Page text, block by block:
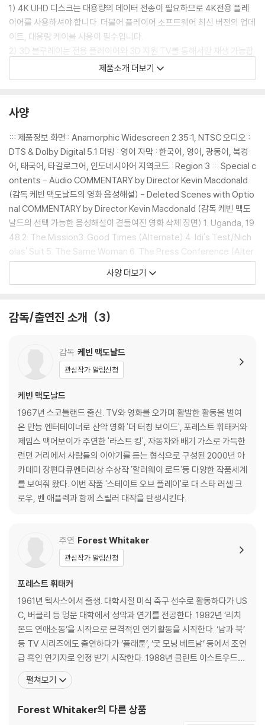
1) 4K UHD 디스크는 대용량의 데이터 전송이 필요하므로 4K전용 플레
이어를 사용하셔야 합니다. 더불어 플레이어 소프트웨어 최신 버전의 업데
이트, 대용량 케이블 사용이 필수입니다.
2) 3D 블루레이는 전용 플레이어와 3D 지원 TV를 통해서만 재생 가능합
1) 제작/배송 과정에서 경미한 아웃케이스 주름, 모서리 눌림 및 갈라짐이
발생할 수 있습니다. 반품을 원하실 경우 미개봉 상태로 문의 부탁드립니
다.
2) 스틸북 케이스 제작 과정에서 기포 혹은 경미한 인쇄 오류가 발생할 수
있습니다.
3) 렌티큘러 스틸북의 경우, 보호필름이 붙어 판매되기도 합니다. 보호필
름 손상에 의한 교환/반품은 불가합니다.
4) 본품 보호를 위해 노란색의 카톤 박스로 재포장한 경우, 카톤박스 손상
에 의한 교환/반품은 불가합니다.
5) 아웃케이스/구성품/포장 상태 불량에 의한 교환/반품 신청시 불량 확
인을 위해 개봉 시의 동영상을 요청할 수 있으며, 동영상이 없는 경우 교
환/반품이 제한될 수 있습니다.
가하니 최신 소프트웨어로 업데이트된 DVD/BD 전용 기기에서 재생하실
2) 정전기와 먼지로 인해 재생이 원활하지 않은 경우가 있습니다. 디스크
를 마른 천으로 닦으시거나, DVD 클리너 등 전용 제품을 이용하면 대부분
해결됩니다.
3) 일부 PC 연결형 ODD의 경우 호환 상의 문제로 정상적인 디스크도 재
생이 불가능한 경우가 있습니다. 독립형 전용 플레이어 사용을 권장드리
며, ODD 사용으로 인한 재생 불량의 경우 교환 시에도 동일한 오류가 발
생할 수 있음을 알려드립니다.
※ 디스크 외관 불량
디스크에 미세한 잔 흠집이 남아있거나 인쇄 면이 깨끗하지 않은 경우가
있으며, 상품의 불량이 아닙니다. 단, 재생에 이상이 있는 경우에는 불량으
로 인한 반품/교환이 가능합니다.
※ 교환/반품 안내
1) 불량으로 인한 교환/반품 요청 시에는 불량 확인을 위해 개봉 시의 동영
상을 요청할 수 있으며, 동영상이 없는 경우 교환/반품이 제한될 수 있습니
관련 사진과 동영상 및 재생 기기 모델명을 첨부하여 첨부하여 고객센터에
문의 바랍니다.
2) 사양 오인지, 오 구매, 변심 사유로의 반품은 제품 개봉 전에만 운임비
부담 후 처리 가능합니다.
3) 스틸북 한정판, 초회 한정판의 경우 제작 수량이 한정되어 있고, 택배
이동 과정에서의 손상이 발생하면, 재 판매가 어려우므로 신중한 구매 선
택을 부탁드립니다.
4) 한정판 상품의 변심, 오구매로 인한 반품은 회송된 상품의 상태 확인 후
진행이 가능합니다. 택배 이동 중 파손이 발생하지 않도록 완충 포장을 부
제품소개 더보기
사양
::: 제품정보 화면 : Anamorphic Widescreen 2.35:1, NTSC 오디오 :
DTS & Dolby Digital 5.1 더빙 : 영어 자막 : 한국어, 영어, 광동어, 북경
어, 태국어, 타갈로그어, 인도네시아어 지역코드 : Region 3 ::: Special c
ontents - Audio COMMENTARY by Director Kevin Macdonald
(감독 케빈 맥도날드의 영화 음성해설) - Deleted Scenes with Optio
nal COMMENTARY by Director Kevin Macdonald (감독 케빈 맥도
날드의 선택 가능한 음성해설이 곁들여진 영화 삭제 장면) 1. Uganda, 19
48 2. The Mission3. Good Times (Alternate) 4. Idi's Test/Nich
olas' Suit 5. The Same Woman 6. The Press Conference (Alter
nate) 7. Stone Leaves/Nicholas Prepares - DOCUMENTARY: C
apturing IDI AMIN (캡쳐링 이디아민 다큐멘터리) - FORREST WHITA
(라스트 킹 캐스팅 세션) - Theatrical Trailer (극장 예고편)
사양 더보기
감독/출연진 소개 3
감독 케빈 맥도날드
관심작가 알림신청
케빈 맥도날드
1967년 스코틀랜드 출신. TV와 영화를 오가며 활발한 활동을 벌여
온 만능 엔터테이너로 산악 영화 '더 터칭 보이드', 포레스트 휘태커와
제임스 맥어보이가 주연한 '라스트 킹', 자동차와 배기 가스로 가득한
런던 거리에서 사람들의 이야기를 듣는 형식으로 구성된 2000년 아
카데미 장편다큐멘터리상 수상작 '할러웨이 로드'등 다양한 작품세계
를 보여줘 왔다. 이번 작품 '스테이트 오브 플레이'로 대 스타 러셀 크
로우, 벤 애플렉과 함께 스릴러 대작을 탄생시킨다.
주연 Forest Whitaker
관심작가 알림신청
포레스트 휘태커
1961년 텍사스에서 출생. 대학시절 미식 축구 선수로 활동하다가 US
C, 버클리 등 멍문 대학에서 성악과 연기를 전공한다. 1982년 ‘리치
몬드 연애소동’을 시작으로 본격적인 연기활동을 시작한다. ‘남과 북’
등 TV 시리즈에도 출연하다가 ‘플래툰’, ‘굿 모닝 베트남’ 등에서 조연
급 흑인 연기자로 인정 받기 시작한다. 1988년 클린트 이스트우드의
‘버드’에서 전설적인 뮤지션 찰리 파커 역으로 깐느 영화제 최우수 남
우주연상을 수상하며 할리우드의 정상급 연기자로 성공한다. 이후
화들에 출연하며 전성
펼쳐보기
Forest Whitaker의 다른 상품